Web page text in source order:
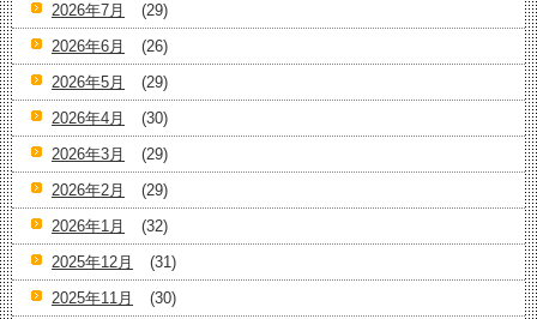
2026年7月
(29)
2026年6月
(26)
2026年5月
(29)
2026年4月
(30)
2026年3月
(29)
2026年2月
(29)
2026年1月
(32)
2025年12月
(31)
2025年11月
(30)